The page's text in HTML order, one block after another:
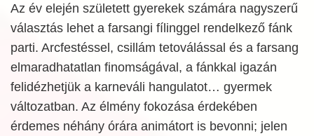
Az év elején született gyerekek számára nagyszerű
választás lehet a farsangi fílinggel rendelkező fánk
parti. Arcfestéssel, csillám tetoválással és a farsang
elmaradhatatlan finomságával, a fánkkal igazán
felidézhetjük a karneváli hangulatot… gyermek
változatban. Az élmény fokozása érdekében
érdemes néhány órára animátort is bevonni; jelen